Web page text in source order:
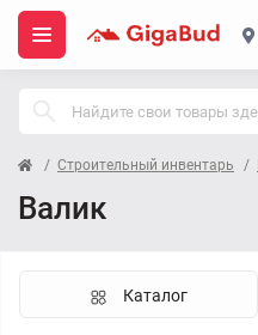
Строительный инвентарь
Валик
Каталог